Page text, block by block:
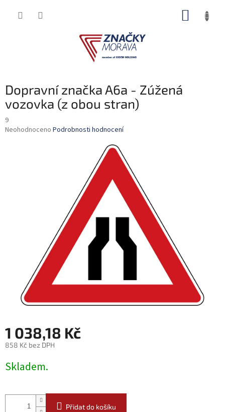
Dopravní značka A6a - Zúžená
vozovka (z obou stran)
9
Průměrné
Neohodnoceno Podrobnosti hodnocení
1 038,18 Kč
858 Kč bez DPH
cena:
Skladem.
Přidat do košíku